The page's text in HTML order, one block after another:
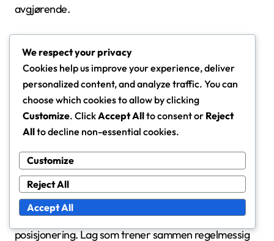
avgjørende.
Imidlertid er det viktig å balansere forventningene
fra fansen med praktiske spillstrategier. Lag må sikre
at deres kontringsstil ikke går på bekostning av
defensiv integritet, da det å slippe inn mål raskt kan
forvandle fanens entusiasme til frustrasjon.
Lagdynamikk
Lagdinamikk påvirker hvor effektivt et lag kan
implementere kontringsstrategier. Samhold blant
spillerne er essensielt for å utføre raske overganger,
da det krever en delt forståelse av bevegelse og
posisjonering. Lag som trener sammen regelmessig
We respect your privacy
Cookies help us improve your experience, deliver
personalized content, and analyze traffic. You can
choose which cookies to allow by clicking
Customize. ClickAccept Allto consent or Reject
Allto decline non-essential cookies.
Customize
Reject All
Accept All